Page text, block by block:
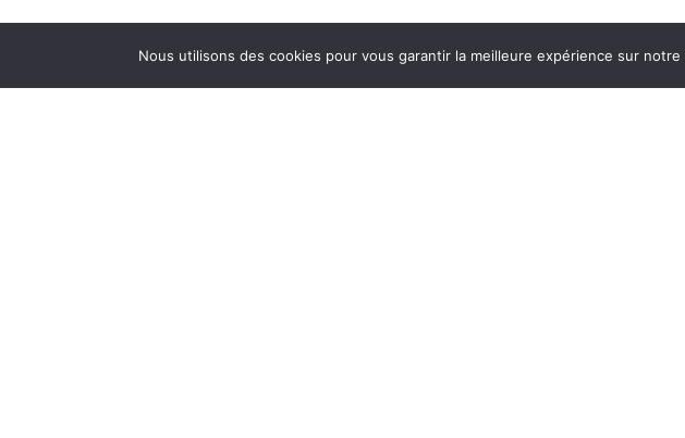
Nous utilisons des cookies pour vous garantir la meilleure expérience sur